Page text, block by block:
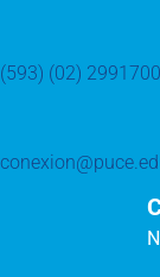
(593) (02) 2991700